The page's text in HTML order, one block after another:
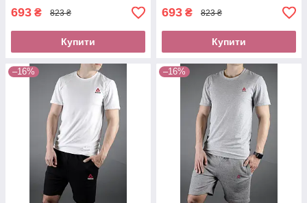
693 ₴ 823 ₴
Купити
693 ₴ 823 ₴
Купити
–16% –16%